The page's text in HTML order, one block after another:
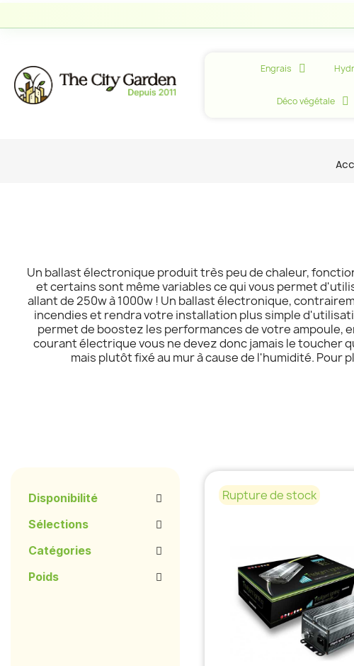
Engrais
Déco végétale
Un ballast électronique produit très peu de chaleur,
et certains sont même variables ce qui vous permet
allant de 250w à 1000w ! Un ballast électronique,
incendies et rendra votre installation plus simple
permet de boostez les performances de votre ampoule,
courant électrique vous ne devez donc jamais le toucher
mais plutôt fixé au mur à cause de l'humidité.
Disponibilité
Sélections
Catégories
Poids
Rupture de stock